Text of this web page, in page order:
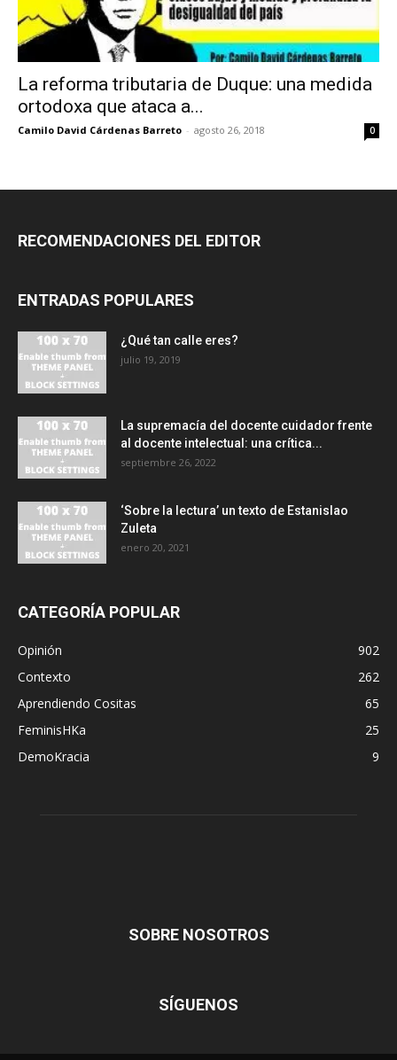
La reforma tributaria de Duque: una medida
ortodoxa que ataca a...
Camilo David Cárdenas Barreto - agosto 26, 2018 0
RECOMENDACIONES DEL EDITOR
ENTRADAS POPULARES
¿Qué tan calle eres?
julio 19, 2019
La supremacía del docente cuidador frente
al docente intelectual: una crítica...
septiembre 26, 2022
‘Sobre la lectura’ un texto de Estanislao
Zuleta
enero 20, 2021
CATEGORÍA POPULAR
Opinión
902
Contexto
262
Aprendiendo Cositas
65
FeminisHKa
25
DemoKracia
9
SOBRE NOSOTROS
SÍGUENOS